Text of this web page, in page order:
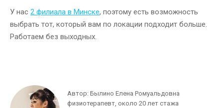
У нас 2 филиала в Минске, поэтому есть возможность
выбрать тот, который вам по локации подходит больше.
Работаем без выходных.
Автор: Былино Елена Ромуальдовна
физиотерапевт, около 20 лет стажа